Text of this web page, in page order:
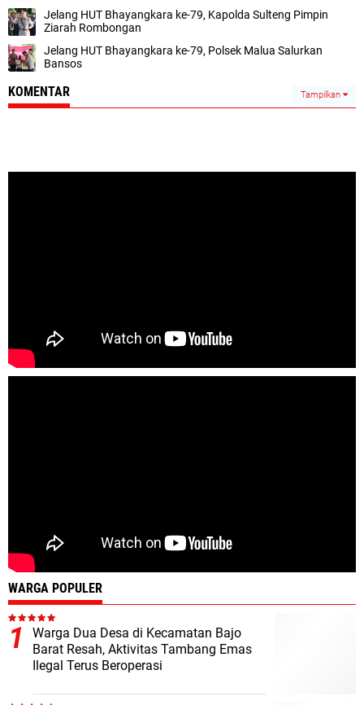
Jelang HUT Bhayangkara ke-79, Kapolda Sulteng Pimpin
Ziarah Rombongan
Jelang HUT Bhayangkara ke-79, Polsek Malua Salurkan
Bansos
KOMENTAR Tampilkan
WARGA POPULER
Warga Dua Desa di Kecamatan Bajo
Barat Resah, Aktivitas Tambang Emas
Ilegal Terus Beroperasi